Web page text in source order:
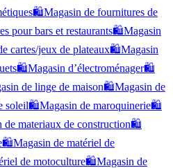
🛍️Magasin de fournitures de
pour bars et restaurants🛍️Magasin
cartes/jeux de plateaux🛍️Magasin
🛍️Magasin d’électroménager🛍️
de linge de maison🛍️Magasin de
soleil🛍️Magasin de maroquinerie🛍️
de materiaux de construction🛍️
🛍️Magasin de matériel de
de motoculture🛍️Magasin de